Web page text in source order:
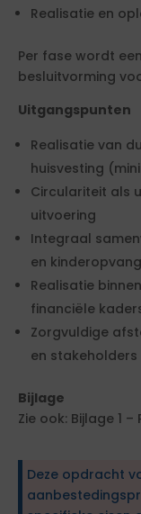
Realisatie en
Per fase wordt
besluitvorming
Uitgangspunten
Realisatie van
huisvesting
Circulariteit als
uitvoering
Integraal
en kinderopvang
Realisatie
financiële
Zorgvuldige
en stakeholders
Bijlage
Zie ook: Bijlage 1
Deze opdracht